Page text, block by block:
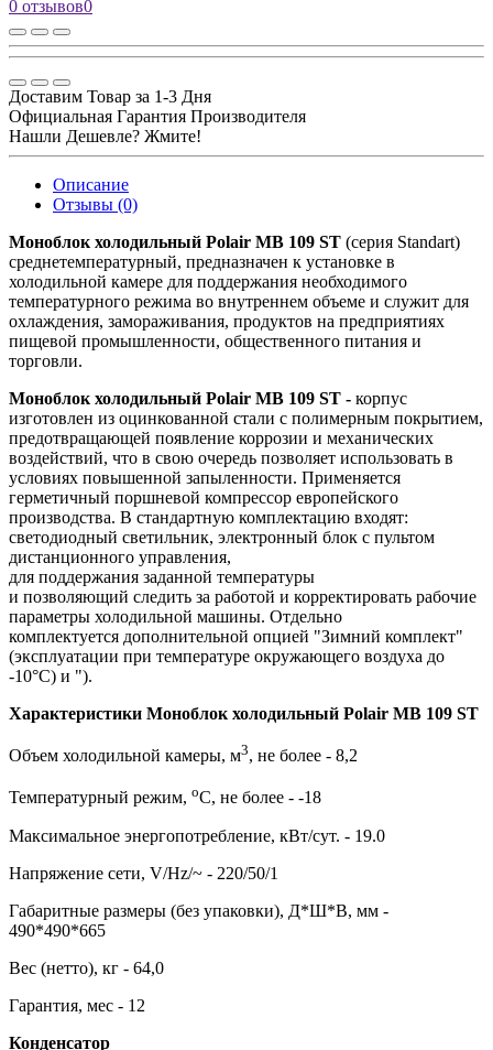
0 отзывов0
Доставим Товар за 1-3 Дня
Официальная Гарантия Производителя
Нашли Дешевле? Жмите!
Описание
Отзывы (0)
Моноблок холодильный Polair MB 109 ST (серия Standart)
среднетемпературный, предназначен к установке в
холодильной камере для поддержания необходимого
температурного режима во внутреннем объеме и служит для
охлаждения, замораживания, продуктов на предприятиях
пищевой промышленности, общественного питания и
торговли.
Моноблок холодильный Polair MB 109 ST - корпус
изготовлен из оцинкованной стали с полимерным покрытием,
предотвращающей появление коррозии и механических
воздействий, что в свою очередь позволяет использовать в
условиях повышенной запыленности. Применяется
герметичный поршневой компрессор европейского
производства. В стандартную комплектацию входят:
светодиодный светильник, электронный блок с пультом
дистанционного управления,
для поддержания заданной температуры
и позволяющий следить за работой и корректировать рабочие
параметры холодильной машины. Отдельно
комплектуется дополнительной опцией "Зимний комплект"
(эксплуатации при температуре окружающего воздуха до
-10°С) и ").
Характеристики Моноблок холодильный Polair MB 109 ST
Объем холодильной камеры, м3, не более - 8,2
Температурный режим, оС, не более - -18
Максимальное энергопотребление, кВт/сут. - 19.0
Напряжение сети, V/Hz/~ - 220/50/1
Габаритные размеры (без упаковки), Д*Ш*В, мм -
490*490*665
Вес (нетто), кг - 64,0
Гарантия, мес - 12
Конденсатор